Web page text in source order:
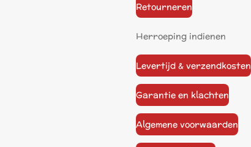
Retourneren
Herroeping indienen
Levertijd & verzendkosten
Garantie en klachten
Algemene voorwaarden